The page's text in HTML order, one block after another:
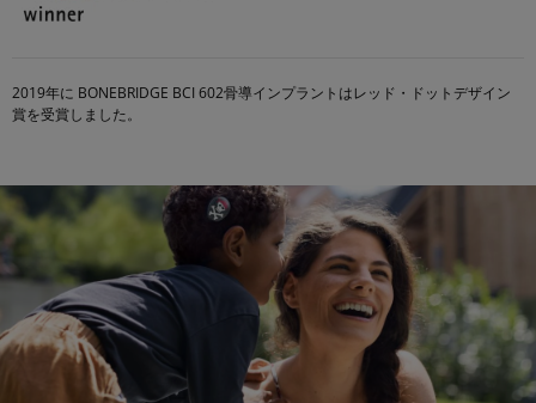
2019年に BONEBRIDGE BCI 602骨導インプラントはレッド・ドットデザイン
賞を受賞しました。